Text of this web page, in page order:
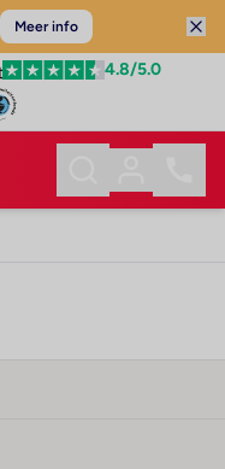
Meer info
4.8/5.0